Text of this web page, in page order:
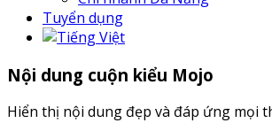
Tuyển dụng
Nội dung cuộn kiểu Mojo
Hiển thị nội dung đẹp và đáp ứng mọi